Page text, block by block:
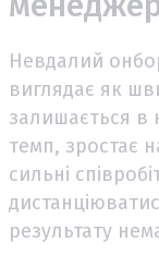
Невдалий
виглядає як
залишається в
темп, зростає
сильні
результату